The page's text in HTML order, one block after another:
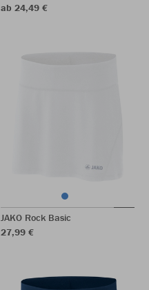
ab 24,49 €
JAKO Rock Basic
27,99 €